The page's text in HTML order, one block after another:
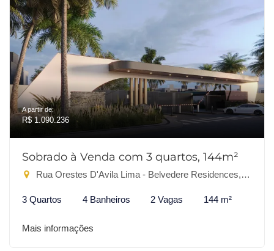
A partir de:
R$ 1.090.236
Sobrado à Venda com 3 quartos, 144m²
Rua Orestes D'Avila Lima - Belvedere Residences, Dourados-MS
3 Quartos 4 Banheiros 2 Vagas 144 m²
Mais informações